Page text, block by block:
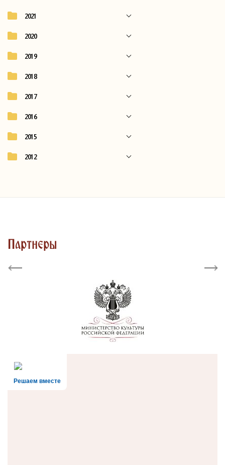
2021
2020
2019
2018
2017
2016
2015
2012
Партнеры
Previous Next
Решаем вместе